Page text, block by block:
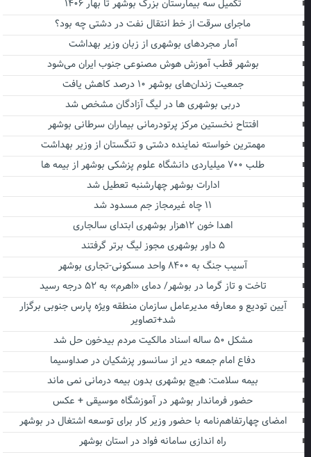
تکمیل سه بیمارستان بزرگ بوشهر تا بهار ۱۴۰۶
ماجرای سرقت از خط انتقال نفت در دشتی چه بود؟
آمار مجردهای بوشهری از زبان وزیر بهداشت
بوشهر قطب آموزش هوش مصنوعی جنوب ایران می‌شود
جمعیت زندان‌های بوشهر ۱۰ درصد کاهش یافت
دربی بوشهری ها در لیگ آزادگان مشخص شد
افتتاح نخستین مرکز پرتودرمانی بیماران سرطانی بوشهر
مهمترین خواسته نماینده دشتی و تنگستان از وزیر بهداشت
طلب ۷۰۰ میلیاردی دانشگاه علوم پزشکی بوشهر از بیمه ها
ادارات بوشهر چهارشنبه تعطیل شد
اهدا خون ۱۲هزار بوشهری ابتدای سالجاری
آسیب جنگ به ۸۴۰۰ واحد مسکونی-تجاری بوشهر
تاخت و تاز گرما در بوشهر/ دمای «اهرم» به ۵۲ درجه رسید
آیین تودیع و معارفه مدیرعامل سازمان منطقه ویژه پارس جنوبی برگزار
شد+تصاویر
مشکل ۵۰ ساله اسناد مالکیت مردم بیدخون حل شد
دفاع امام جمعه دیر از سانسور پزشکیان در صداوسیما
بیمه سلامت: هیچ بوشهری بدون بیمه درمانی نمی ماند
حضور فرماندار بوشهر در آموزشگاه موسیقی + عکس
امضای چهارتفاهم‌نامه با حضور وزیر کار برای توسعه اشتغال در بوشهر
راه اندازی سامانه فواد در استان بوشهر